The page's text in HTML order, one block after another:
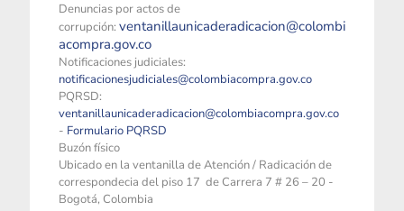
Denuncias por actos de
corrupción: ventanillaunicaderadicacion@colombi
acompra.gov.co
Notificaciones judiciales:
notificacionesjudiciales@colombiacompra.gov.co
PQRSD:
ventanillaunicaderadicacion@colombiacompra.gov.co
- Formulario PQRSD
Buzón físico
Ubicado en la ventanilla de Atención / Radicación de
correspondecia del piso 17 de Carrera 7 # 26 – 20 -
Bogotá, Colombia